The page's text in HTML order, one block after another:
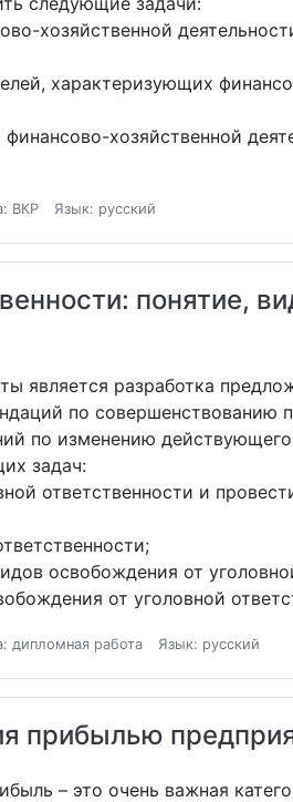
хозяйственной
характеризующих
хозяйственной
ВКР Язык: русский
понятие,
является разработка
по
по изменению действующего
задач:
ответственности и
освобождения от
от уголовной
дипломная работа Язык: русский
прибылью
– это очень важная